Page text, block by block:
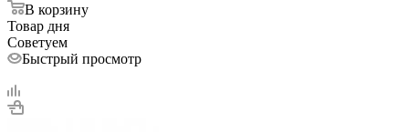
В корзину
Товар дня
Советуем
Быстрый просмотр